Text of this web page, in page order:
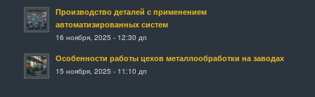
Производство деталей с применением
автоматизированных систем
16 ноября, 2025 - 12:30 дп
Особенности работы цехов металлообработки на заводах
15 ноября, 2025 - 11:10 дп